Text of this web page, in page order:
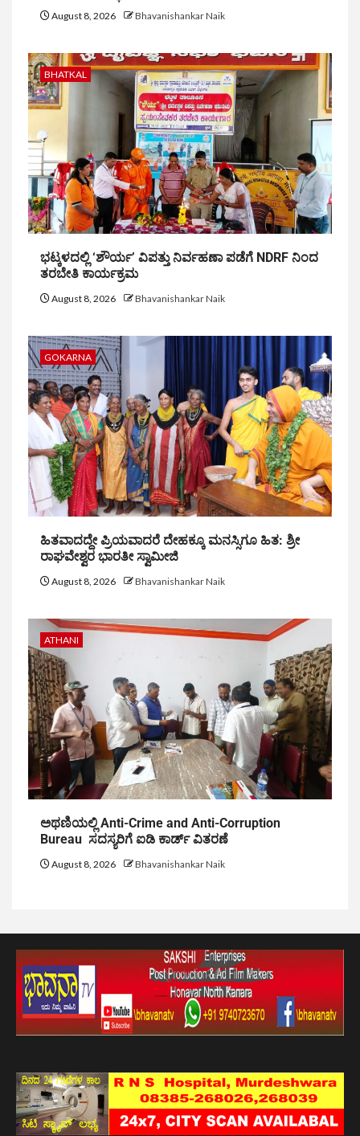
August 8, 2026 Bhavanishankar Naik
BHATKAL
ಭಟ್ಕಳದಲ್ಲಿ ‘ಶೌರ್ಯ’ ವಿಪತ್ತು ನಿರ್ವಹಣಾ ಪಡೆಗೆ NDRF ನಿಂದ
ತರಬೇತಿ ಕಾರ್ಯಕ್ರಮ
August 8, 2026 Bhavanishankar Naik
GOKARNA
ಹಿತವಾದದ್ದೇ ಪ್ರಿಯವಾದರೆ ದೇಹಕ್ಕೂ ಮನಸ್ಸಿಗೂ ಹಿತ: ಶ್ರೀ
ರಾಘವೇಶ್ವರ ಭಾರತೀ ಸ್ವಾಮೀಜಿ
August 8, 2026 Bhavanishankar Naik
ATHANI
ಅಥಣಿಯಲ್ಲಿ Anti-Crime and Anti-Corruption
Bureau ಸದಸ್ಯರಿಗೆ ಐಡಿ ಕಾರ್ಡ್ ವಿತರಣೆ
August 8, 2026 Bhavanishankar Naik